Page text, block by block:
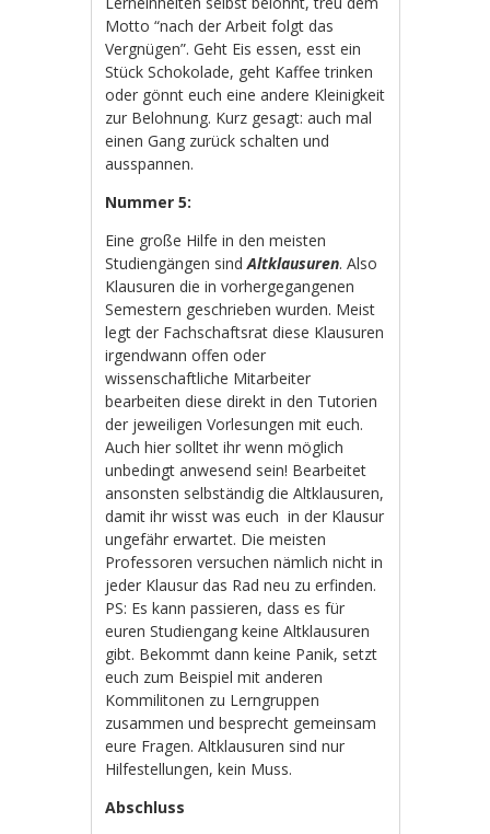
Motto “nach der Arbeit folgt das
Vergnügen”. Geht Eis essen, esst ein
Stück Schokolade, geht Kaffee trinken
oder gönnt euch eine andere Kleinigkeit
zur Belohnung. Kurz gesagt: auch mal
einen Gang zurück schalten und
ausspannen.
Nummer 5:
Eine große Hilfe in den meisten
Studiengängen sindAltklausuren. Also
Klausuren die in vorhergegangenen
Semestern geschrieben wurden. Meist
legt der Fachschaftsrat diese Klausuren
irgendwann offen oder
wissenschaftliche Mitarbeiter
bearbeiten diese direkt in den Tutorien
der jeweiligen Vorlesungen mit euch.
Auch hier solltet ihr wenn möglich
unbedingt anwesend sein! Bearbeitet
ansonsten selbständig die Altklausuren,
damit ihr wisst was euch in der Klausur
ungefähr erwartet. Die meisten
Professoren versuchen nämlich nicht in
jeder Klausur das Rad neu zu erfinden.
PS: Es kann passieren, dass es für
euren Studiengang keine Altklausuren
gibt. Bekommt dann keine Panik, setzt
euch zum Beispiel mit anderen
Kommilitonen zu Lerngruppen
zusammen und besprecht gemeinsam
eure Fragen. Altklausuren sind nur
Hilfestellungen, kein Muss.
Abschluss